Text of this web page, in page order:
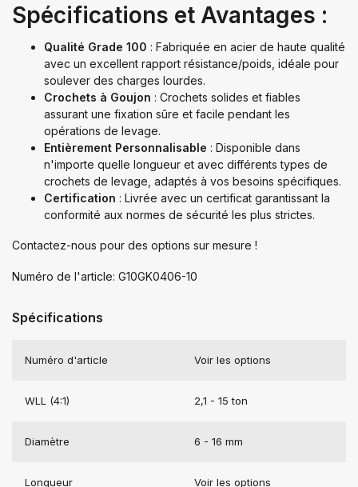
Spécifications et Avantages :
Qualité Grade 100 : Fabriquée en acier de haute qualité
avec un excellent rapport résistance/poids, idéale pour
soulever des charges lourdes.
Crochets à Goujon : Crochets solides et fiables
assurant une fixation sûre et facile pendant les
opérations de levage.
Entièrement Personnalisable : Disponible dans
n'importe quelle longueur et avec différents types de
crochets de levage, adaptés à vos besoins spécifiques.
Certification : Livrée avec un certificat garantissant la
conformité aux normes de sécurité les plus strictes.
Contactez-nous pour des options sur mesure !
Numéro de l'article: G10GK0406-10
Spécifications
Numéro d'article Voir les options
WLL (4:1) 2,1 - 15 ton
Diamètre 6 - 16 mm
Longueur Voir les options